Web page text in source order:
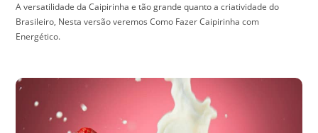
A versatilidade da Caipirinha e tão grande quanto a criatividade do
Brasileiro, Nesta versão veremos Como Fazer Caipirinha com
Energético.